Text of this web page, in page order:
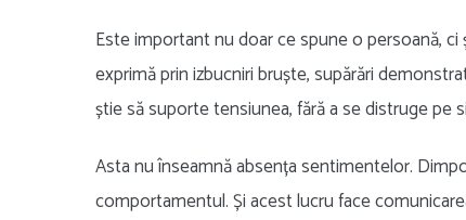
Este important nu doar ce spune o persoană,
exprimă prin izbucniri bruște, supărări
știe să suporte tensiunea, fără a se distruge pe
Asta nu înseamnă absența sentimentelor.
comportamentul. Și acest lucru face